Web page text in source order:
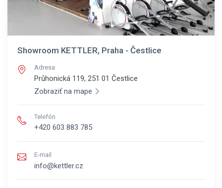
Showroom KETTLER, Praha - Čestlice
Adresa
Průhonická 119, 251 01 Čestlice
Zobraziť na mape
Telefón
+420 603 883 785
E-mail
info@kettler.cz